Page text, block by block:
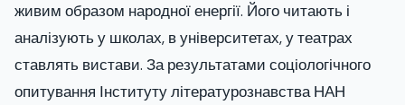
живим образом народної енергії. Його читають і
аналізують у школах, в університетах, у театрах
ставлять вистави. За результатами соціологічного
опитування Інституту літературознавства НАН